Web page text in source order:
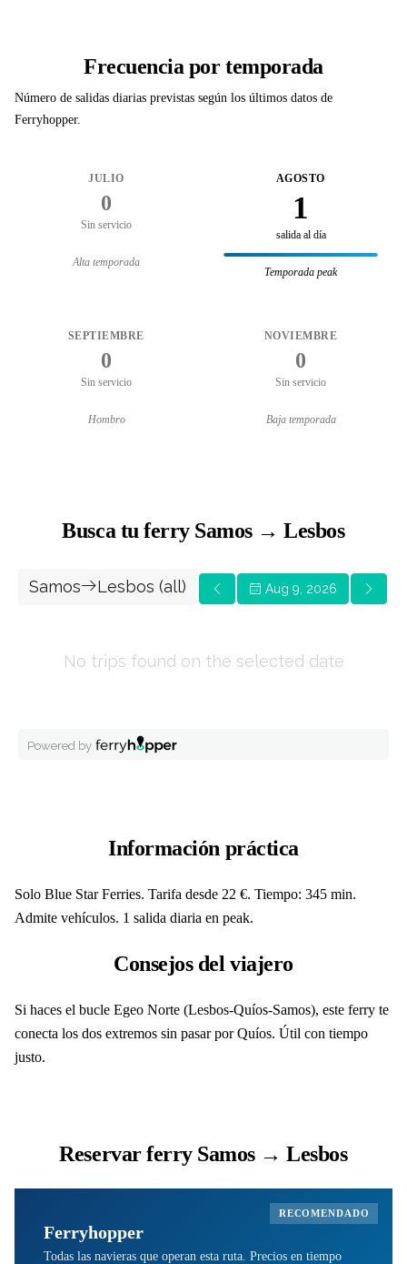
Frecuencia por temporada
Número de salidas diarias previstas según los últimos datos de
Ferryhopper.
JULIO
0
Sin servicio
Alta temporada
AGOSTO
1
salida al día
Temporada peak
SEPTIEMBRE
0
Sin servicio
Hombro
NOVIEMBRE
0
Sin servicio
Baja temporada
Busca tu ferry Samos → Lesbos
Información práctica
Solo Blue Star Ferries. Tarifa desde 22 €. Tiempo: 345 min.
Admite vehículos. 1 salida diaria en peak.
Consejos del viajero
Si haces el bucle Egeo Norte (Lesbos-Quíos-Samos), este ferry te
conecta los dos extremos sin pasar por Quíos. Útil con tiempo
justo.
Reservar ferry Samos → Lesbos
RECOMENDADO
Ferryhopper
Todas las navieras que operan esta ruta. Precios en tiempo